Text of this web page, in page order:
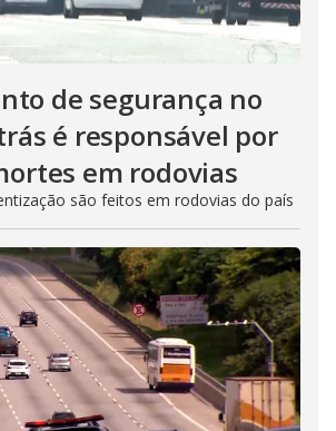
de segurança no
é responsável por
em rodovias
são feitos em rodovias do país